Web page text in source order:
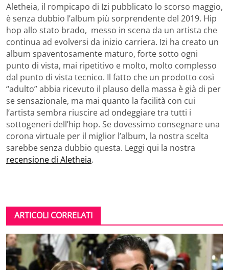
Aletheia, il rompicapo di Izi pubblicato lo scorso maggio,
è senza dubbio l’album più sorprendente del 2019. Hip
hop allo stato brado, messo in scena da un artista che
continua ad evolversi da inizio carriera. Izi ha creato un
album spaventosamente maturo, forte sotto ogni
punto di vista, mai ripetitivo e molto, molto complesso
dal punto di vista tecnico. Il fatto che un prodotto così
“adulto” abbia ricevuto il plauso della massa è già di per
se sensazionale, ma mai quanto la facilità con cui
l’artista sembra riuscire ad ondeggiare tra tutti i
sottogeneri dell’hip hop. Se dovessimo consegnare una
corona virtuale per il miglior l’album, la nostra scelta
sarebbe senza dubbio questa. Leggi qui la nostra
recensione di Aletheia.
ARTICOLI CORRELATI